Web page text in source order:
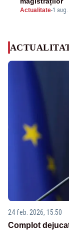
Actualitate-1 aug.
24 feb. 2026, 15:50
Complot